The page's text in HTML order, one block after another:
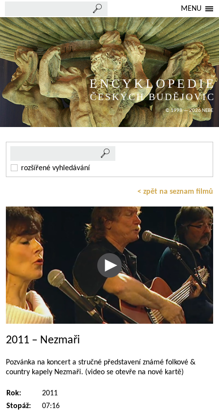
MENU
ENCYKLOPEDIE
ČESKÝCH BUDĚJOVIC
© 1998 — 2026 NEBE
rozšířené vyhledávání
< zpět na seznam filmů
2011 – Nezmaři
Pozvánka na koncert a stručné představení známé folkové &
country kapely Nezmaři. (video se otevře na nové kartě)
Rok:
2011
Stopáž:
07:16